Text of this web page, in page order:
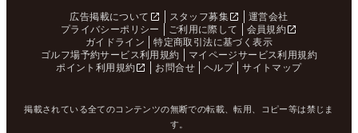
広告掲載について スタッフ募集
運営会社
プライバシーポリシー
ご利用に際して
会員規約
ガイドライン
特定商取引法に基づく表示
ゴルフ場予約サービス利用規約
マイページサービス利用規約
ポイント利用規約
お問合せ ヘルプ サイトマップ
掲載されている全てのコンテンツの無断での転載、転用、コピー等は禁じま
す。